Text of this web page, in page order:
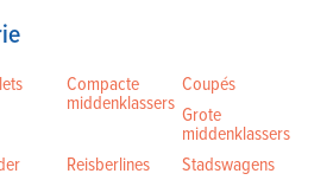
Compacte
middenklassers
Coupés
Grote
middenklassers
Reisberlines
Stadswagens